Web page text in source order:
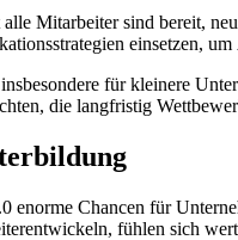
Mitarbeiter sind bereit,
einsetzen,
für kleinere
die langfristig
enorme Chancen für
fühlen sich